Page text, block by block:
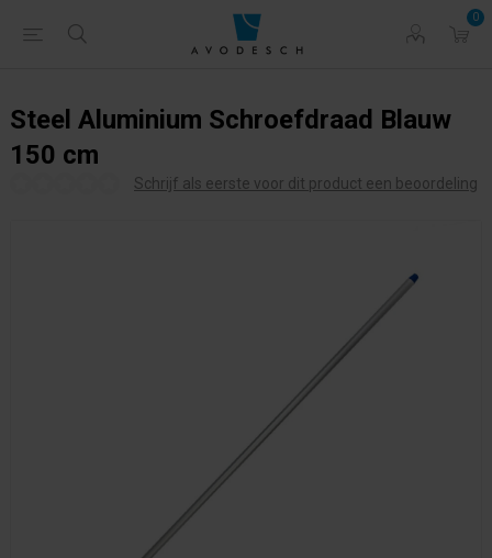
0
Steel Aluminium Schroefdraad Blauw
150 cm
Schrijf als eerste voor dit product een beoordeling